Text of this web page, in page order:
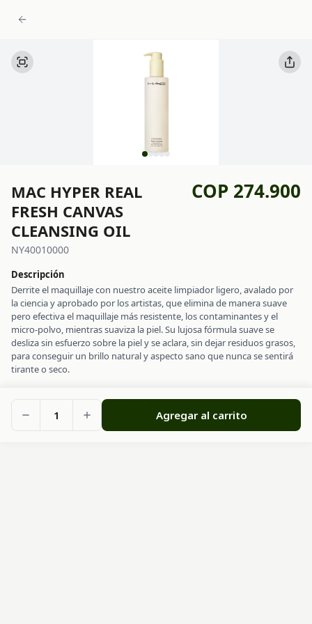
MAC HYPER REAL
FRESH CANVAS
CLEANSING OIL
COP 274.900
NY40010000
Descripción
Derrite el maquillaje con nuestro aceite limpiador ligero, avalado por
la ciencia y aprobado por los artistas, que elimina de manera suave
pero efectiva el maquillaje más resistente, los contaminantes y el
micro-polvo, mientras suaviza la piel. Su lujosa fórmula suave se
desliza sin esfuerzo sobre la piel y se aclara, sin dejar residuos grasos,
para conseguir un brillo natural y aspecto sano que nunca se sentirá
tirante o seco.
1 Agregar al carrito